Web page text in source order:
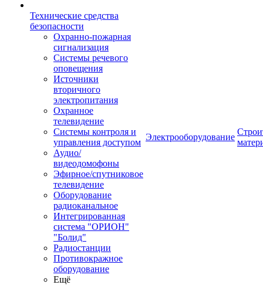
Технические средства
безопасности
Охранно-пожарная
сигнализация
Системы речевого
оповещения
Источники
вторичного
электропитания
Охранное
телевидение
Системы контроля и
управления доступом
Аудио/
видеодомофоны
Эфирное/спутниковое
телевидение
Оборудование
радиоканальное
Интегрированная
система "ОРИОН"
"Болид"
Радиостанции
Противокражное
оборудование
Ещё
Электрооборудование